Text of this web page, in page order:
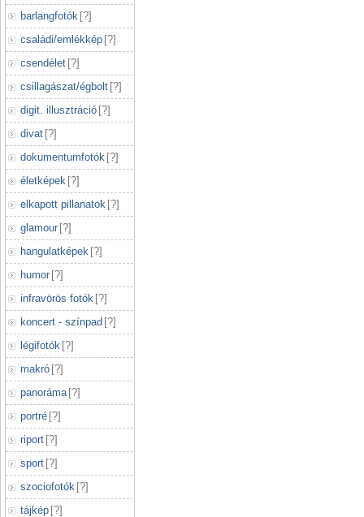
barlangfotók [?]
családi/emlékkép [?]
csendélet [?]
csillagászat/égbolt [?]
digit. illusztráció [?]
divat [?]
dokumentumfotók [?]
életképek [?]
elkapott pillanatok [?]
glamour [?]
hangulatképek [?]
humor [?]
infravörös fotók [?]
koncert - színpad [?]
légifotók [?]
makró [?]
panoráma [?]
portré [?]
riport [?]
sport [?]
szociofotók [?]
tájkép [?]